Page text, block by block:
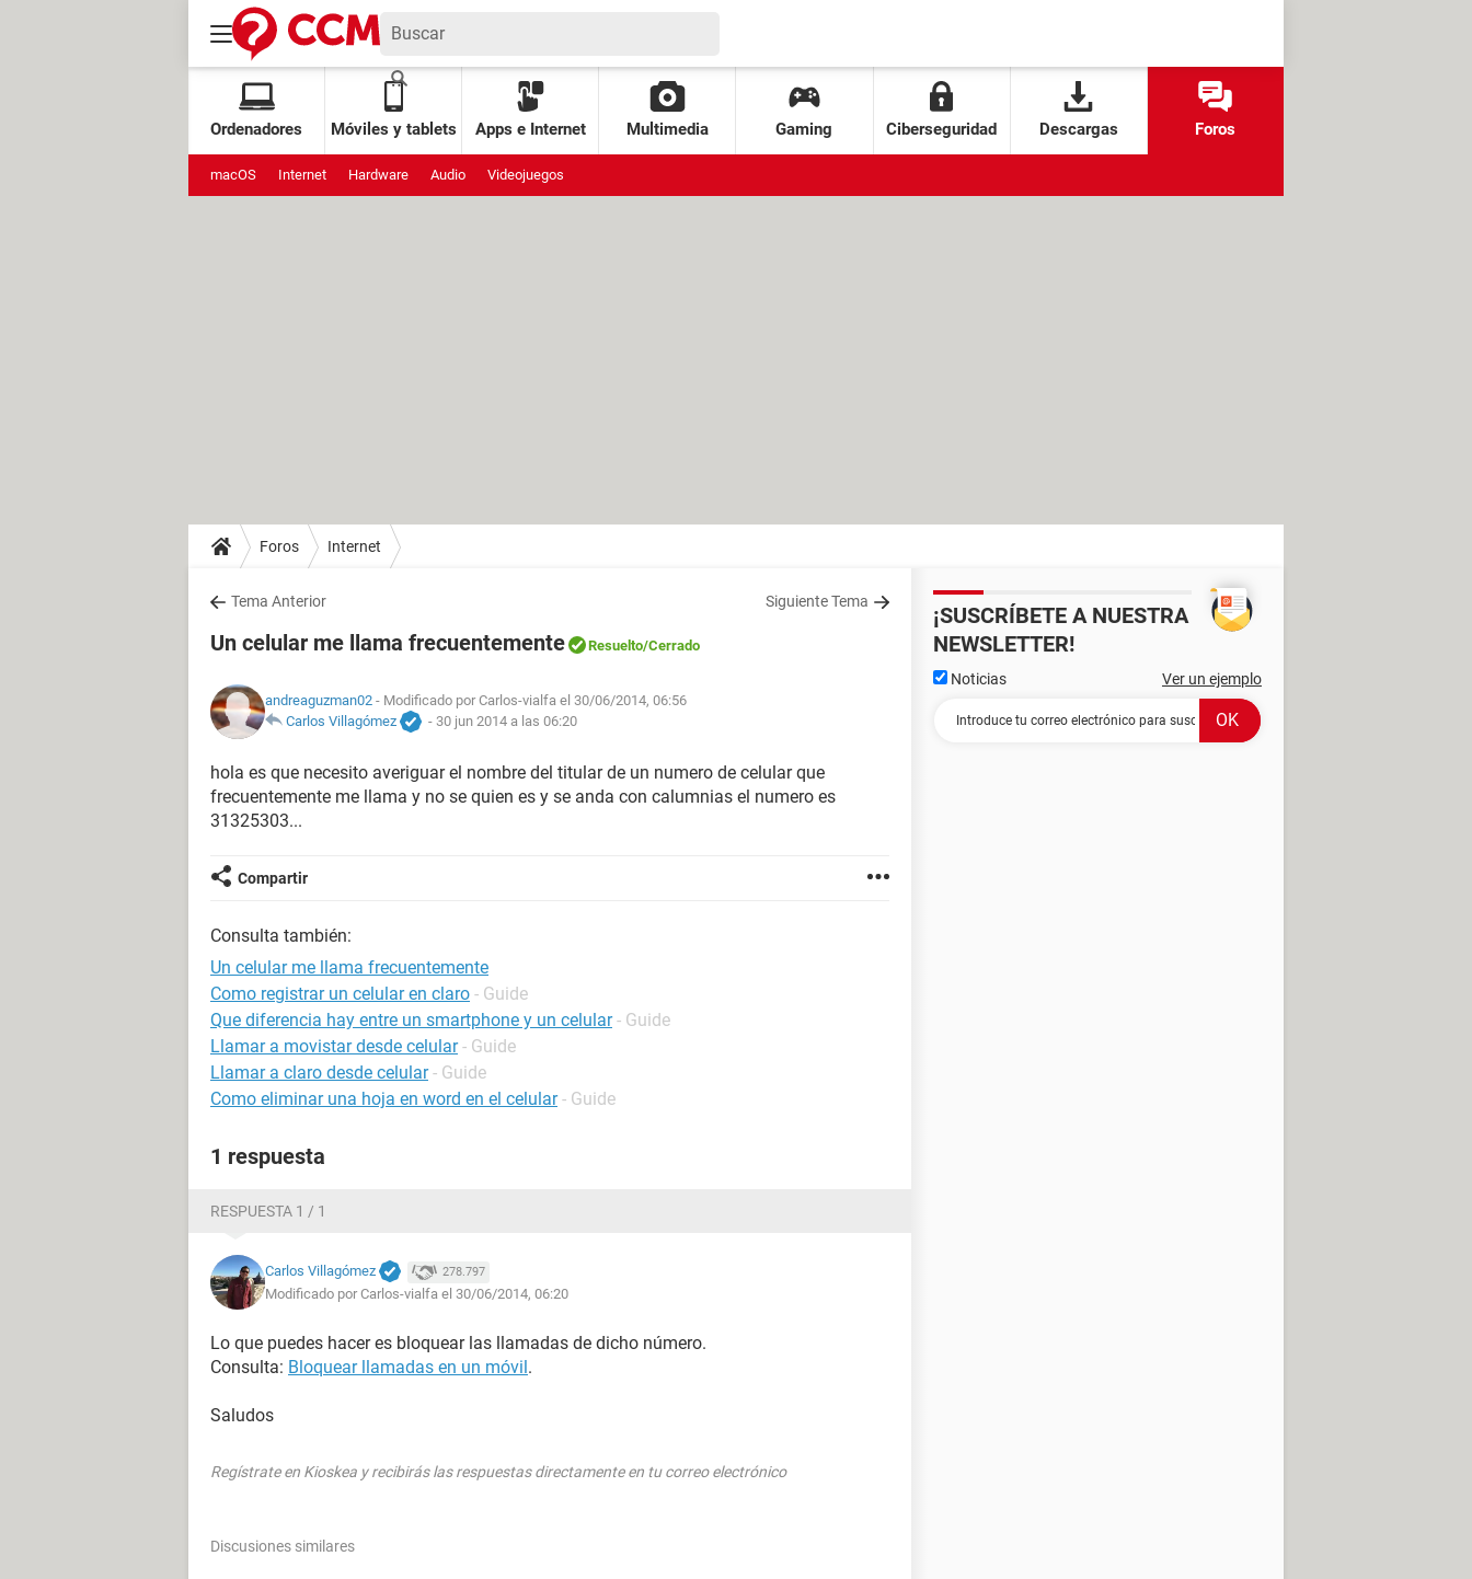
Ordenadores Móviles y tablets Apps e Internet Multimedia Gaming Ciberseguridad Descargas Foros
macOS Internet Hardware Audio Videojuegos
Foros Internet
Tema Anterior Siguiente Tema
Un celular me llama frecuentemente Resuelto/Cerrado
andreaguzman02 - Modificado por Carlos-vialfa el 30/06/2014, 06:56
Carlos Villagómez
- 30 jun 2014 a las 06:20
hola es que necesito averiguar el nombre del titular de un numero de celular que
frecuentemente me llama y no se quien es y se anda con calumnias el numero es
31325303...
Compartir
Consulta también:
Un celular me llama frecuentemente
Como registrar un celular en claro - Guide
Que diferencia hay entre un smartphone y un celular - Guide
Llamar a movistar desde celular - Guide
Llamar a claro desde celular - Guide
Como eliminar una hoja en word en el celular - Guide
1 respuesta
RESPUESTA 1 / 1
Carlos Villagómez 278.797
Modificado por Carlos-vialfa el 30/06/2014, 06:20
Lo que puedes hacer es bloquear las llamadas de dicho número.
Consulta: Bloquear llamadas en un móvil.
Saludos
Regístrate en Kioskea y recibirás las respuestas directamente en tu correo electrónico
Discusiones similares
¡SUSCRÍBETE A NUESTRA
NEWSLETTER!
Noticias Ver un ejemplo